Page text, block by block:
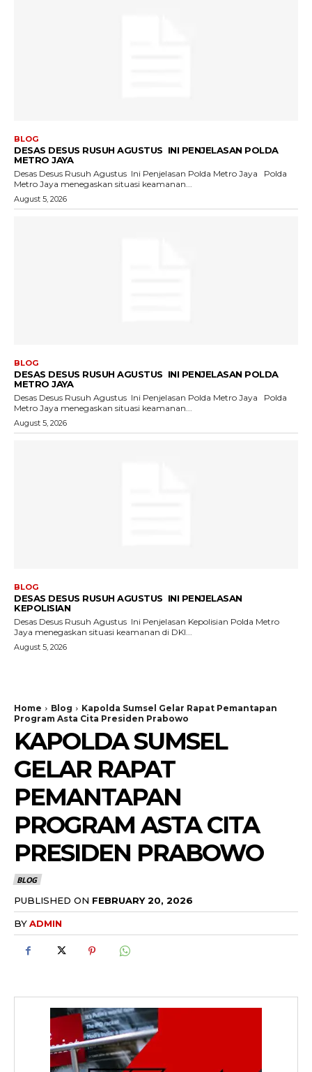
BLOG
DESAS DESUS RUSUH AGUSTUS INI PENJELASAN POLDA
METRO JAYA
Desas Desus Rusuh Agustus Ini Penjelasan Polda Metro Jaya Polda
Metro Jaya menegaskan situasi keamanan...
August 5, 2026
BLOG
DESAS DESUS RUSUH AGUSTUS INI PENJELASAN POLDA
METRO JAYA
Desas Desus Rusuh Agustus Ini Penjelasan Polda Metro Jaya Polda
Metro Jaya menegaskan situasi keamanan...
August 5, 2026
BLOG
DESAS DESUS RUSUH AGUSTUS INI PENJELASAN
KEPOLISIAN
Desas Desus Rusuh Agustus Ini Penjelasan Kepolisian Polda Metro
Jaya menegaskan situasi keamanan di DKI...
August 5, 2026